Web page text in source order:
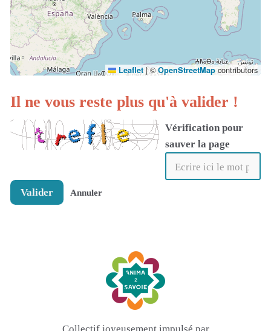
Leaflet |©OpenStreetMap contributors
Il ne vous reste plus qu'à valider !
Vérification pour
sauver la page
Valider Annuler